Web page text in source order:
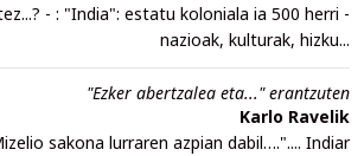
- : "India": estatu koloniala ia 500 herri -
nazioak, kulturak, hizku...
"Ezker abertzalea eta..." erantzuten
Karlo Ravelik
sakona lurraren azpian dabil….".... Indiar